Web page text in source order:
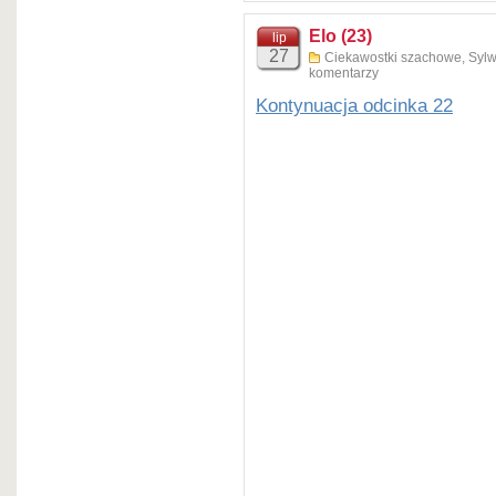
lip
27
Elo (23)
Ciekawostki szachowe,
komentarzy
Kontynuacja odcinka 22